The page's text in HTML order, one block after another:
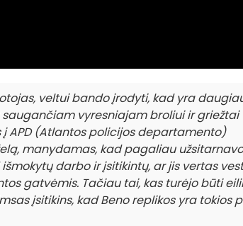
veltui bando įrodyti, kad yra
vyresniajam broliui ir griežtai
APD (Atlantos policijos departamento)
manydamas, kad pagaliau
darbo ir įsitikintų, ar jis vertas
gatvėmis. Tačiau tai, kas turėjo būti
įsitikins, kad Beno replikos yra tokios